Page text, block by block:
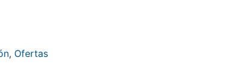
, Ofertas